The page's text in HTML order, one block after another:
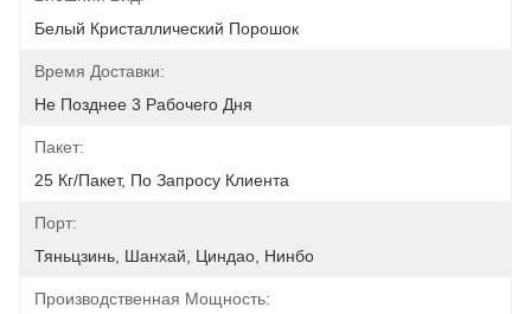
Белый Кристаллический Порошок
Время Доставки:
Не Позднее 3 Рабочего Дня
Пакет:
25 Кг/пакет, По Запросу Клиента
Порт:
Тяньцзинь, Шанхай, Циндао, Нинбо
Производственная Мощность: